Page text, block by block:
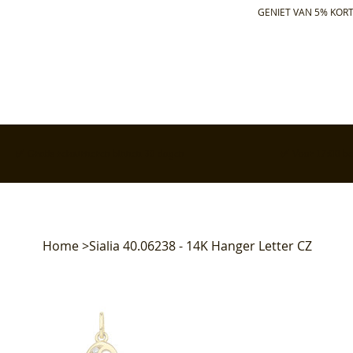
GENIET VAN 5%
Home>Sialia 40.06238 - 14K Hanger Letter CZ